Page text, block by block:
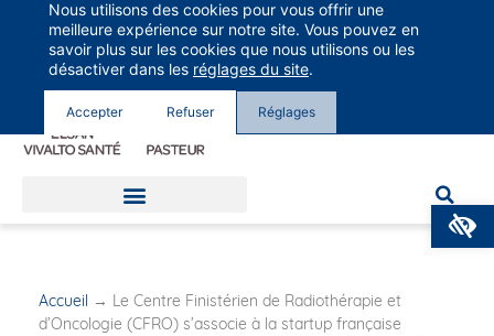
Groupe Vivalto Santé
Entre nous, la vie
Accueil → Le Centre Finistérien de Radiothérapie et
d’Oncologie (CFRO) s’associe à la startup française
Nous utilisons des cookies pour vous offrir une
meilleure expérience sur notre site. Vous pouvez en
savoir plus sur les cookies que nous utilisons ou les
désactiver dans les réglages du site.
Accepter Refuser Réglages